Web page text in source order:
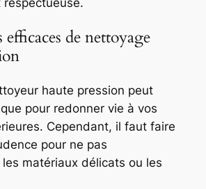
de nettoyage
haute pression peut
pour redonner vie à vos
Cependant, il faut faire
pour ne pas
matériaux délicats ou les